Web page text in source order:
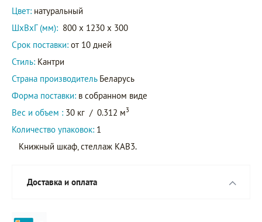
Цвет: натуральный
ШxВxГ (мм): 800 x 1230 x 300
Срок поставки: от 10 дней
Стиль: Кантри
Страна производитель Беларусь
Форма поставки: в собранном виде
Вес и объем : 30 кг / 0.312 м3
Количество упаковок: 1
Книжный шкаф, стеллаж KAB3.
Доставка и оплата